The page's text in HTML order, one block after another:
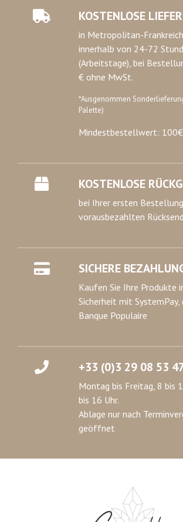
KOSTENLOSE
in Metropolitan-
innerhalb von 24-72
(Arbeitstage), bei
€ ohne MwSt.
*Ausgenommen
Palette)
Mindestbestellwert: 100€
KOSTENLOSE
bei Ihrer ersten
vorausbezahlten
SICHERE
Kaufen Sie Ihre Produkte
Sicherheit mit SystemPay,
Banque Populaire
+33 (0)3 29 08 53
Montag bis Freitag, 8 bis
bis 16 Uhr.
Ablage nur nach
geöffnet